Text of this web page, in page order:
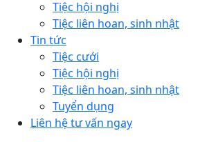
Tiệc hội nghị
Tiệc liên hoan, sinh nhật
Tin tức
Tiệc cưới
Tiệc hội nghị
Tiệc liên hoan, sinh nhật
Tuyển dụng
Liên hệ tư vấn ngay